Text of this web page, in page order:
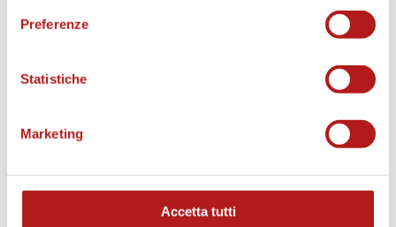
Preferenze
Statistiche
Marketing
Accetta tutti
MATCH PROGRAM